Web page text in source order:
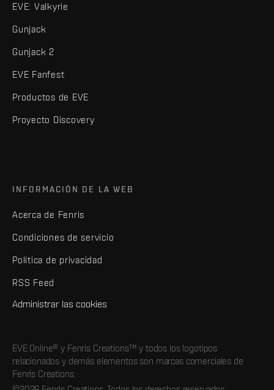
EVE: Valkyrie
Gunjack
Gunjack 2
EVE Fanfest
Productos de EVE
Proyecto Discovery
INFORMACIÓN DE LA WEB
Acerca de Fenris
Condiciones de servicio
Política de privacidad
RSS Feed
Administrar las cookies
EVE Online® y Fenris Creations™ y todos los logotipos
relacionados y demás elementos son marcas comerciales de
Fenris Creations.